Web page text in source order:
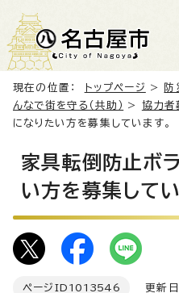
現在の位置： トップページ > 防
んなで街を守る（共助）
> 協力者
になりたい方を募集しています。
家具転倒防止ボ
い方を募集してい
ページID 1013546 更新日